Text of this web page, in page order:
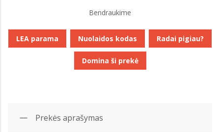
Bendraukime
LEA parama Nuolaidos kodas Radai pigiau?
Domina ši prekė
Prekės aprašymas